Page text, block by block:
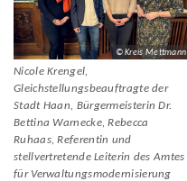
© Kreis Mettmann
Nicole Krengel,
Gleichstellungsbeauftragte der
Stadt Haan, Bürgermeisterin Dr.
Bettina Warnecke, Rebecca
Ruhaas, Referentin und
stellvertretende Leiterin des Amtes
für Verwaltungsmodernisierung